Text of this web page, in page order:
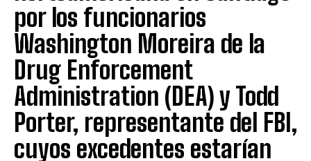
por los funcionarios
Washington Moreira de la
Drug Enforcement
Administration (DEA) y Todd
Porter, representante del FBI,
cuyos excedentes estarían